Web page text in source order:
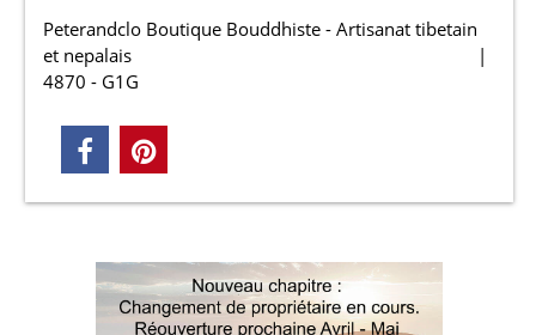
Peterandclo Boutique Bouddhiste - Artisanat tibetain
et nepalais
4870 - G1G